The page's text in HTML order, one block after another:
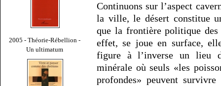
2005 - Théorie-Rébellion -
Un ultimatum
Continuons sur l’aspect
la ville, le désert constitue
que la frontière politique
effet, se joue en surface,
figure à l’inverse un lieu
minérale où seuls «les
profondes» peuvent